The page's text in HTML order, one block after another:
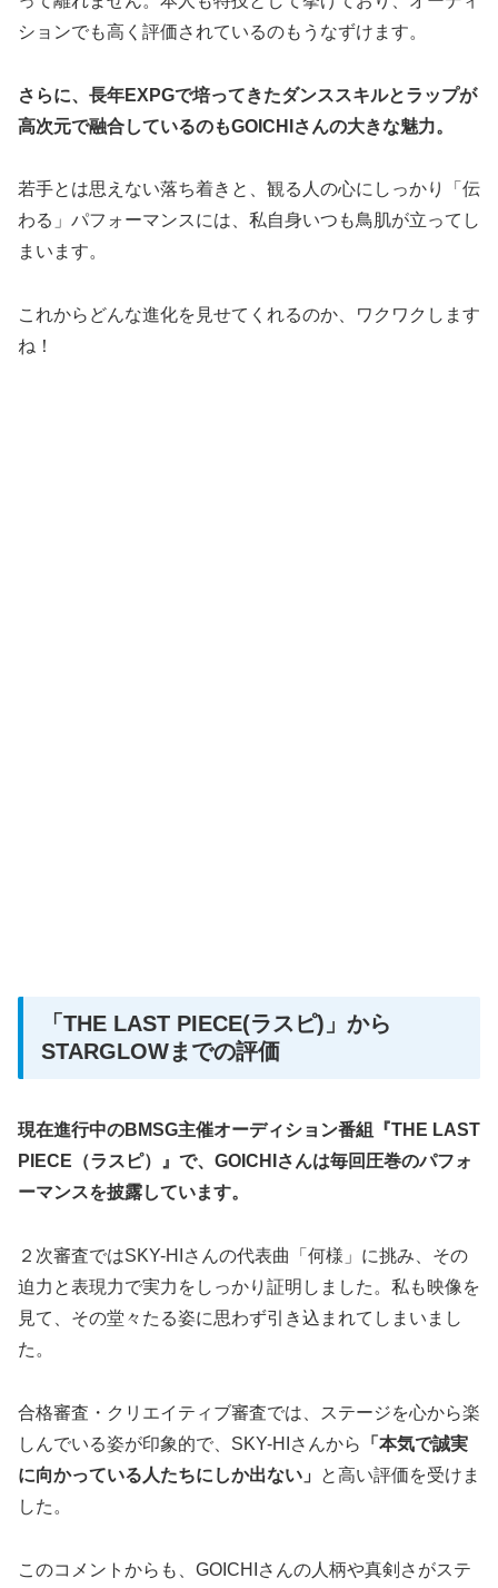
ションでも高く評価されているのもうなずけます。
さらに、長年EXPGで培ってきたダンススキルとラップが
高次元で融合しているのもGOICHIさんの大きな魅力。
若手とは思えない落ち着きと、観る人の心にしっかり「伝
わる」パフォーマンスには、私自身いつも鳥肌が立ってし
まいます。
これからどんな進化を見せてくれるのか、ワクワクします
ね！
「THE LAST PIECE(ラスピ)」から
STARGLOWまでの評価
現在進行中のBMSG主催オーディション番組『THE LAST
PIECE（ラスピ）』で、GOICHIさんは毎回圧巻のパフォ
ーマンスを披露しています。
２次審査ではSKY-HIさんの代表曲「何様」に挑み、その
迫力と表現力で実力をしっかり証明しました。私も映像を
見て、その堂々たる姿に思わず引き込まれてしまいまし
た。
合格審査・クリエイティブ審査では、ステージを心から楽
しんでいる姿が印象的で、SKY-HIさんから
「本気で誠実
に向かっている人たちにしか出ない」
と高い評価を受けま
した。
このコメントからも、GOICHIさんの人柄や真剣さがステ